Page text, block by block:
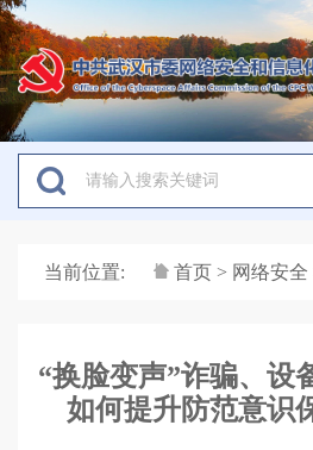
当前位置: 首页 > 网络安全
“换脸变声”诈骗、
如何提升防范意识